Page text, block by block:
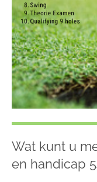
Wat kunt u
en handicap